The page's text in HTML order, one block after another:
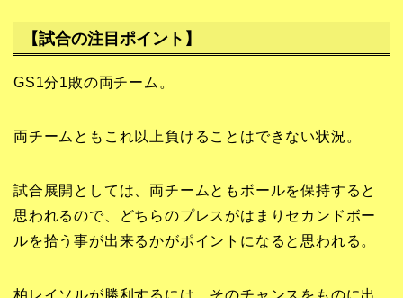
【試合の注目ポイント】
GS1分1敗の両チーム。
両チームともこれ以上負けることはできない状況。
試合展開としては、両チームともボールを保持すると
思われるので、どちらのプレスがはまりセカンドボー
ルを拾う事が出来るかがポイントになると思われる。
柏レイソルが勝利するには、そのチャンスをものに出